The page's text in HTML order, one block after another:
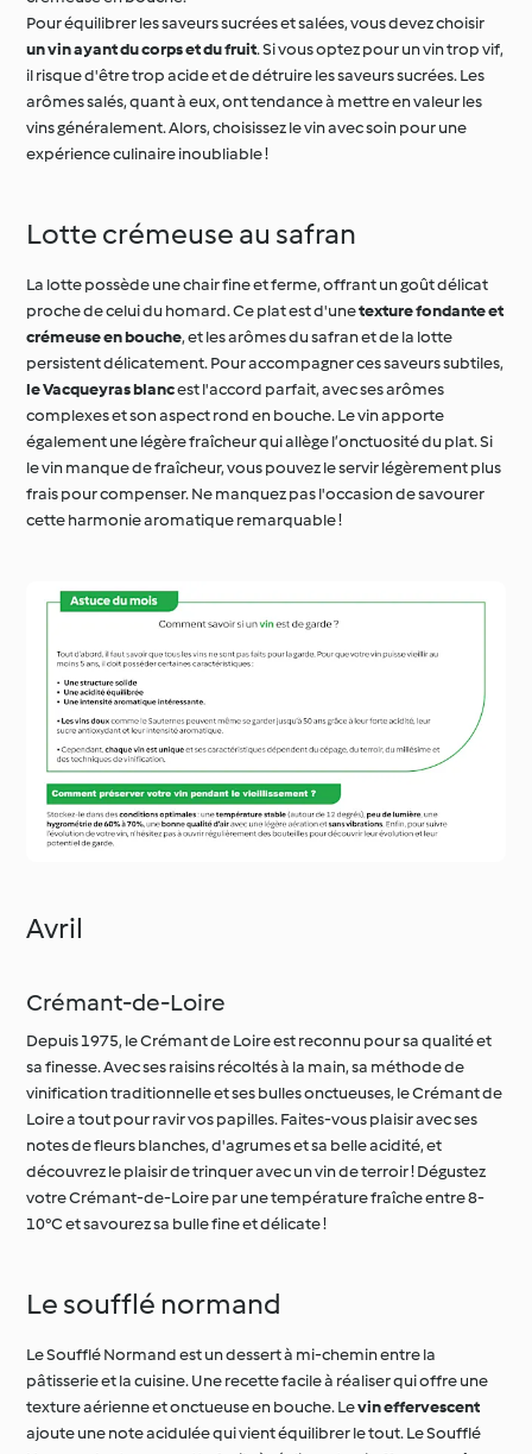
il risque d'être trop acide et de détruire les saveurs sucrées. Les
arômes salés, quant à eux, ont tendance à mettre en valeur les
vins généralement. Alors, choisissez le vin avec soin pour une
expérience culinaire inoubliable !
Lotte crémeuse au safran
La lotte possède une chair fine et ferme, offrant un goût délicat
proche de celui du homard. Ce plat est d'une
crémeuse en bouche
, et les arômes du safran et de la lotte
persistent délicatement. Pour accompagner ces saveurs subtiles,
le Vacqueyras blanc
est l'accord parfait, avec ses arômes
complexes et son aspect rond en bouche. Le vin apporte
également une légère fraîcheur qui allège l’onctuosité du plat. Si
le vin manque de fraîcheur, vous pouvez le servir légèrement plus
frais pour compenser. Ne manquez pas l'occasion de savourer
cette harmonie aromatique remarquable !
Crémant-de-Loire
sa finesse. Avec ses raisins récoltés à la main, sa méthode de
vinification traditionnelle et ses bulles onctueuses, le Crémant de
Loire a tout pour ravir vos papilles. Faites-vous plaisir avec ses
notes de fleurs blanches, d'agrumes et sa belle acidité, et
découvrez le plaisir de trinquer avec un vin de terroir ! Dégustez
votre Crémant-de-Loire par une température fraîche entre 8-
10°C et savourez sa bulle fine et délicate !
Le soufflé normand
Le Soufflé Normand est un dessert à mi-chemin entre la
pâtisserie et la cuisine. Une recette facile à réaliser qui offre une
texture aérienne et onctueuse en bouche. Le
vin effervescent
ajoute une note acidulée qui vient équilibrer le tout. Le Soufflé
Normand est une recette facile à réaliser et qui
gourmand
entre l’acidité du vin et la douceur de la pâte à crêpes